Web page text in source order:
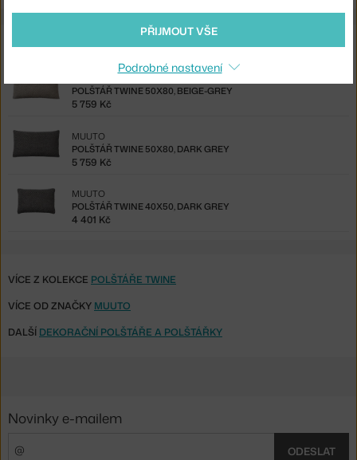
POLŠTÁŘ TWINE 50X80, BEIGE-GREY
5 759 Kč
POLŠTÁŘ TWINE 50X80, DARK GREY
MUUTO
5 759 Kč
POLŠTÁŘ TWINE 40X50, DARK GREY
MUUTO
4 401 Kč
VÍCE Z KOLEKCE POLŠTÁŘE TWINE
VÍCE OD ZNAČKY MUUTO
DALŠÍ DEKORAČNÍ POLŠTÁŘE A POLŠTÁŘKY
PŘIJMOUT VŠE
Podrobné nastavení
Novinky e-mailem
ODESLAT